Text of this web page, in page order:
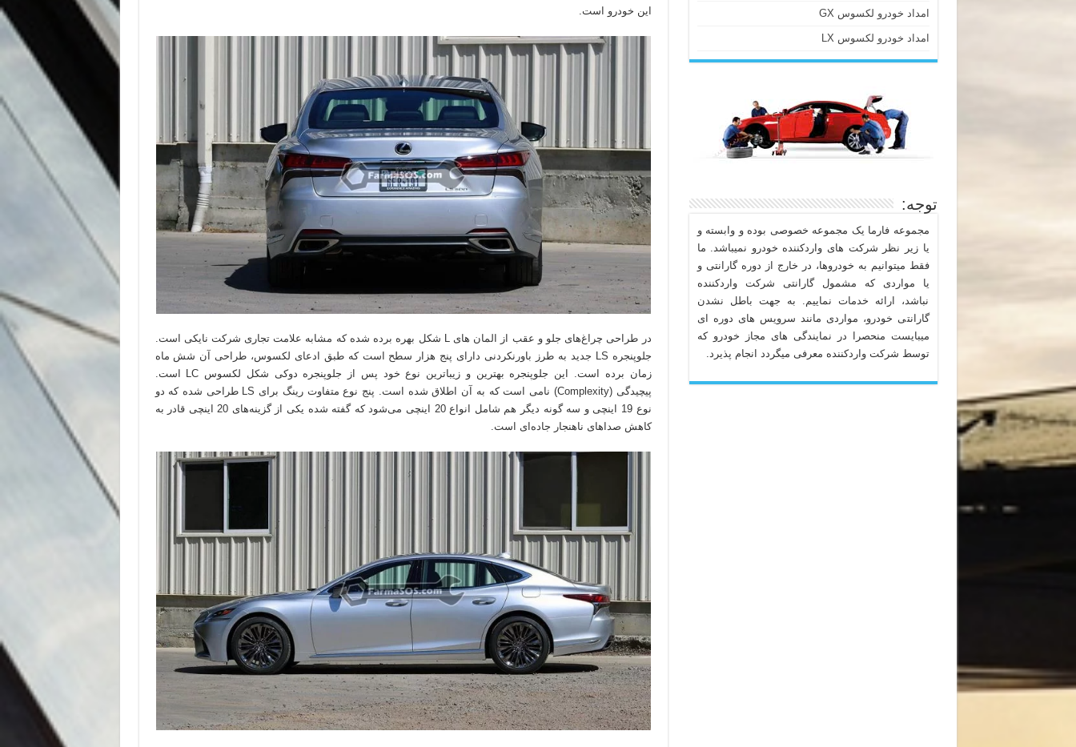
این خودرو است.
در طراحی چراغ‌های جلو و عقب از المان های L شکل بهره برده شده که مشابه علامت تجاری شرکت نایکی است.
جلوپنجره LS جدید به طرز باورنکردنی دارای پنج هزار سطح است که طبق ادعای لکسوس، طراحی آن شش ماه
زمان برده است. این جلوپنجره بهترین و زیباترین نوع خود پس از جلوپنجره دوکی شکل لکسوس LC است.
پیچیدگی (Complexity) نامی است که به آن اطلاق شده است. پنج نوع متفاوت رینگ برای LS طراحی شده که دو
نوع 19 اینچی و سه گونه دیگر هم شامل انواع 20 اینچی می‌شود که گفته شده یکی از گزینه‌های 20 اینچی قادر به
کاهش صداهای ناهنجار جاده‌ای است.
امداد خودرو لکسوس GX
امداد خودرو لکسوس LX
توجه:
مجموعه فارما یک مجموعه خصوصی بوده و وابسته و
یا زیر نظر شرکت های واردکننده خودرو نمیباشد. ما
فقط میتوانیم به خودروها، در خارج از دوره گارانتی و
یا مواردی که مشمول گارانتی شرکت واردکننده
نباشد، ارائه خدمات نماییم. به جهت باطل نشدن
گارانتی خودرو، مواردی مانند سرویس های دوره ای
میبایست منحصرا در نمایندگی های مجاز خودرو که
توسط شرکت واردکننده معرفی میگردد انجام پذیرد.